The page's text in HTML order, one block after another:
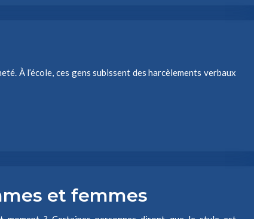
À l’école, ces gens subissent des harcèlements verbaux
et femmes